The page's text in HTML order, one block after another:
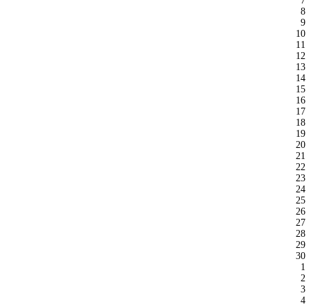
8
9
10
11
12
13
14
15
16
17
18
19
20
21
22
23
24
25
26
27
28
29
30
1
2
3
4